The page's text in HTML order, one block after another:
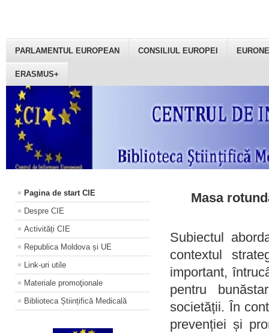
PARLAMENTUL EUROPEAN CONSILIUL EUROPEI
ERASMUS+
Pagina de start CIE
Despre CIE
Activități CIE
Republica Moldova și UE
Link-uri utile
Materiale promoţionale
Biblioteca Științifică Medicală
Masa
Subiectul
contextul
important,
pentru
societății. În
prevenției și